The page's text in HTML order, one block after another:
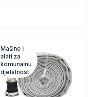
Mašine i
alati za
komunalnu
djelatnost